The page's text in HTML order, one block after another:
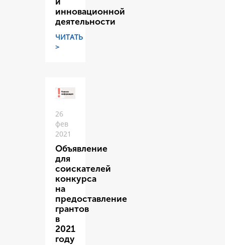
инновационной
деятельности
ЧИТАТЬ
>
26
фев
2021
Объявление
для
соискателей
конкурса
на
предоставление
грантов
в
2021
году